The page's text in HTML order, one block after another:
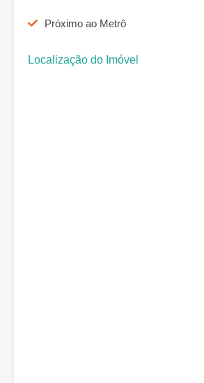
Próximo ao Metrô
Localização do Imóvel